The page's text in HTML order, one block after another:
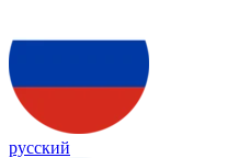
русский